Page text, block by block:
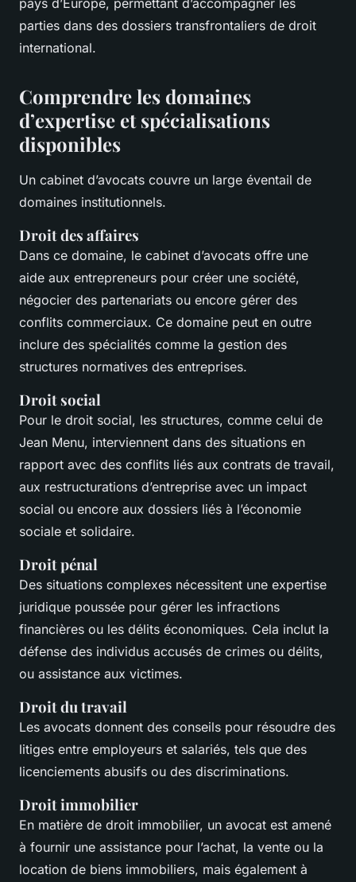
parties dans des dossiers transfrontaliers de droit
international.
Comprendre les domaines
d’expertise et spécialisations
disponibles
Un cabinet d’avocats couvre un large éventail de
domaines institutionnels.
Droit des affaires
Dans ce domaine, le cabinet d’avocats offre une
aide aux entrepreneurs pour créer une société,
négocier des partenariats ou encore gérer des
conflits commerciaux. Ce domaine peut en outre
inclure des spécialités comme la gestion des
structures normatives des entreprises.
Droit social
Pour le droit social, les structures, comme celui de
Jean Menu, interviennent dans des situations en
rapport avec des conflits liés aux contrats de travail,
aux restructurations d’entreprise avec un impact
social ou encore aux dossiers liés à l’économie
sociale et solidaire.
Droit pénal
Des situations complexes nécessitent une expertise
juridique poussée pour gérer les infractions
financières ou les délits économiques. Cela inclut la
défense des individus accusés de crimes ou délits,
ou assistance aux victimes.
Droit du travail
Les avocats donnent des conseils pour résoudre des
litiges entre employeurs et salariés, tels que des
licenciements abusifs ou des discriminations.
Droit immobilier
En matière de droit immobilier, un avocat est amené
à fournir une assistance pour l’achat, la vente ou la
location de biens immobiliers, mais également à